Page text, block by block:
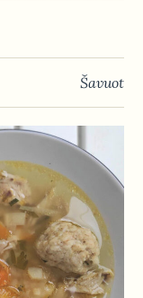
Šavuot